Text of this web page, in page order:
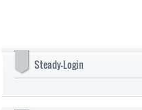
Steady-Login